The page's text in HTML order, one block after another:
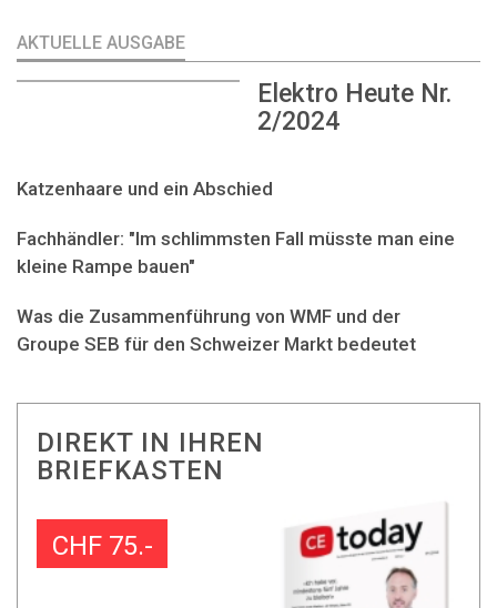
AKTUELLE AUSGABE
Elektro Heute Nr.
2/2024
Katzenhaare und ein Abschied
Fachhändler: "Im schlimmsten Fall müsste man eine
kleine Rampe bauen"
Was die Zusammenführung von WMF und der
Groupe SEB für den Schweizer Markt bedeutet
DIREKT IN IHREN
BRIEFKASTEN
CHF 75.-